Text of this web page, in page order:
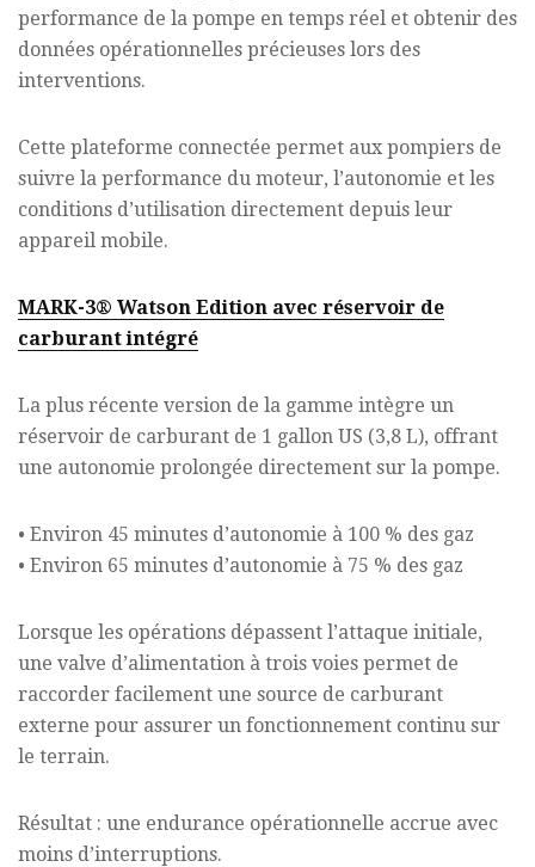
performance de la pompe en temps réel et obtenir des
données opérationnelles précieuses lors des
interventions.
Cette plateforme connectée permet aux pompiers de
suivre la performance du moteur, l’autonomie et les
conditions d’utilisation directement depuis leur
appareil mobile.
MARK-3® Watson Edition avec réservoir de
carburant intégré
La plus récente version de la gamme intègre un
réservoir de carburant de 1 gallon US (3,8 L), offrant
une autonomie prolongée directement sur la pompe.
• Environ 45 minutes d’autonomie à 100 % des gaz
• Environ 65 minutes d’autonomie à 75 % des gaz
Lorsque les opérations dépassent l’attaque initiale,
une valve d’alimentation à trois voies permet de
raccorder facilement une source de carburant
externe pour assurer un fonctionnement continu sur
le terrain.
Résultat : une endurance opérationnelle accrue avec
moins d’interruptions.